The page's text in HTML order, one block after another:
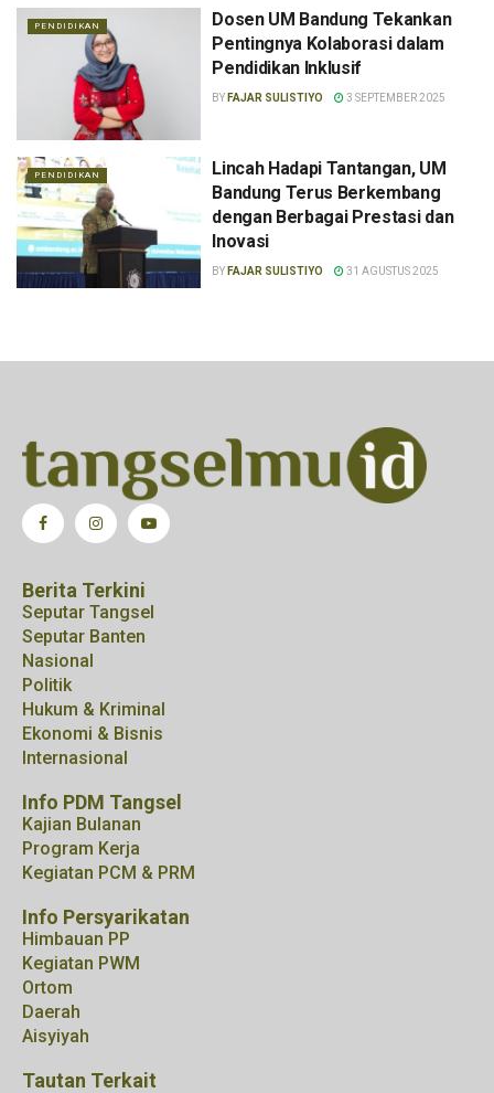
PENDIDIKAN
Dosen UM Bandung Tekankan
Pentingnya Kolaborasi dalam
Pendidikan Inklusif
BY FAJAR SULISTIYO 3 SEPTEMBER 2025
PENDIDIKAN
Lincah Hadapi Tantangan, UM
Bandung Terus Berkembang
dengan Berbagai Prestasi dan
Inovasi
BY FAJAR SULISTIYO 31 AGUSTUS 2025
Berita Terkini
Seputar Tangsel
Seputar Banten
Nasional
Politik
Hukum & Kriminal
Ekonomi & Bisnis
Internasional
Info PDM Tangsel
Kajian Bulanan
Program Kerja
Kegiatan PCM & PRM
Info Persyarikatan
Himbauan PP
Kegiatan PWM
Ortom
Daerah
Aisyiyah
Tautan Terkait